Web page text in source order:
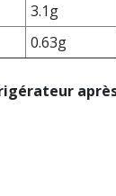
3.1g
0.63g